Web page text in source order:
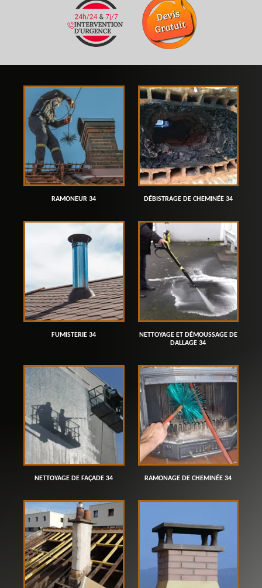
RAMONEUR 34 DÉBISTRAGE DE CHEMINÉE 34
FUMISTERIE 34
NETTOYAGE ET DÉMOUSSAGE DE
DALLAGE 34
NETTOYAGE DE FAÇADE 34 RAMONAGE DE CHEMINÉE 34